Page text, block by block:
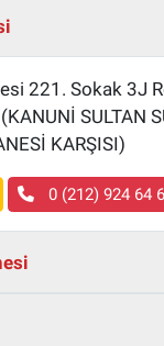
221. Sokak 3J
SULTAN
KARŞISI)
0 (212) 924 64